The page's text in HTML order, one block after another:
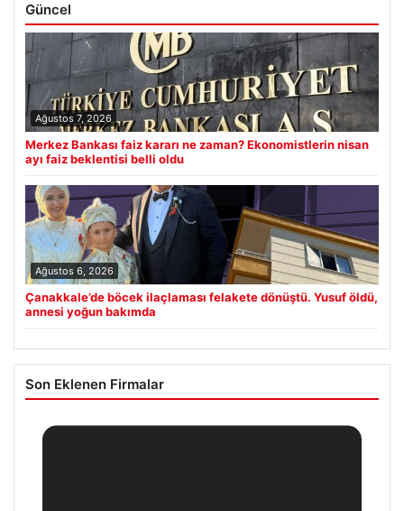
Güncel
Ağustos 7, 2026
Merkez Bankası faiz kararı ne zaman? Ekonomistlerin nisan
ayı faiz beklentisi belli oldu
Ağustos 6, 2026
Çanakkale’de böcek ilaçlaması felakete dönüştü. Yusuf öldü,
annesi yoğun bakımda
Son Eklenen Firmalar